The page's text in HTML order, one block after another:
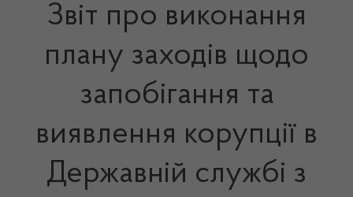
Звіт про виконання
плану заходів щодо
запобігання та
виявлення корупції в
Державній службі з